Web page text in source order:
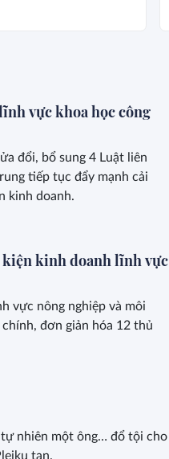
vực khoa học công
đổi, bổ sung 4 Luật liên
tiếp tục đẩy mạnh cải
kinh doanh.
kinh doanh lĩnh vực
vực nông nghiệp và môi
đơn giản hóa 12 thủ
tự nhiên một ông… đổ tội cho
tan.